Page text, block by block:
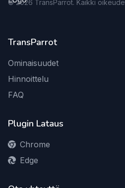
©2026 TransParrot. Kaikki
TransParrot
Ominaisuudet
Hinnoittelu
FAQ
Plugin Lataus
Chrome
Edge